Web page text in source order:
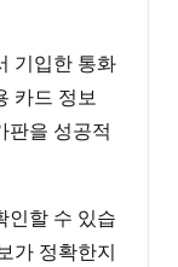
기입한 통화
카드 정보
판을 성공적
인할 수 있습
가 정확한지